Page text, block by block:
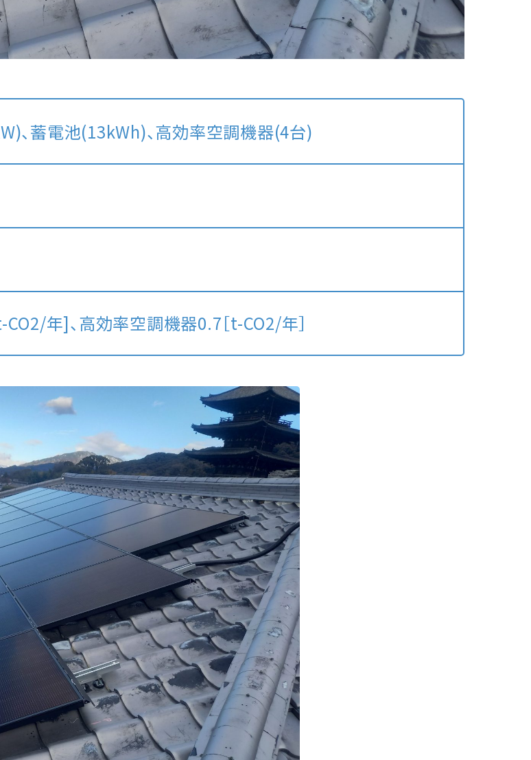
、蓄電池(13kWh)、高効率空調機器(4台)
年]、高効率空調機器0.7［t-CO2/年］